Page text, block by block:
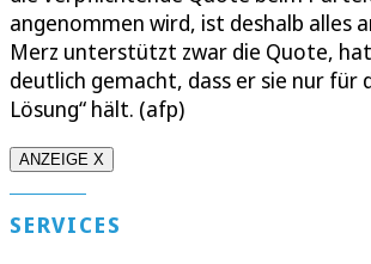
angenommen wird, ist deshalb alles
Merz unterstützt zwar die Quote,
deutlich gemacht, dass er sie nur für
Lösung“ hält. (afp)
ANZEIGE X
SERVICES